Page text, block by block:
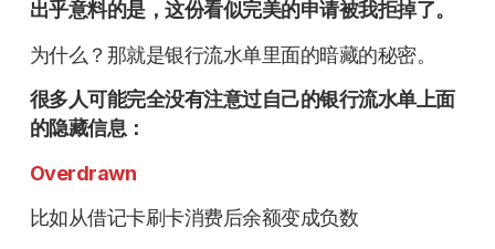
出乎意料的是，这份看似完美的申请被我拒掉了。
为什么？那就是银行流水单里面的暗藏的秘密。
很多人可能完全没有注意过自己的银行流水单上面
的隐藏信息：
Overdrawn
比如从借记卡刷卡消费后余额变成负数